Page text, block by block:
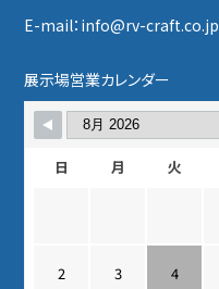
E-mail：info@rv-craft.co.jp
展示場営業カレンダー
日 月 火
2 3 4